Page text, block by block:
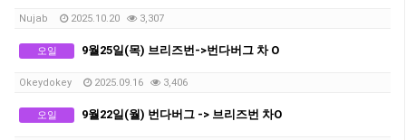
Nujab 2025.10.20 3,307
오일 9월25일(목) 브리즈번->번다버그 차 O
Okeydokey 2025.09.16 3,406
오일 9월22일(월) 번다버그 -> 브리즈번 차O